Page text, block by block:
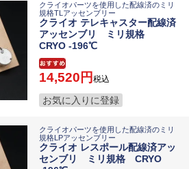
クライオパーツを使用した配線済のミリ
規格TLアッセンブリー
クライオ テレキャスター配線済
アッセンブリ ミリ規格
CRYO -196℃
14,520 税込
お気に入りに登録
クライオパーツを使用した配線済のミリ
規格LPアッセンブリー
クライオ レスポール配線済アッ
センブリ ミリ規格 CRYO